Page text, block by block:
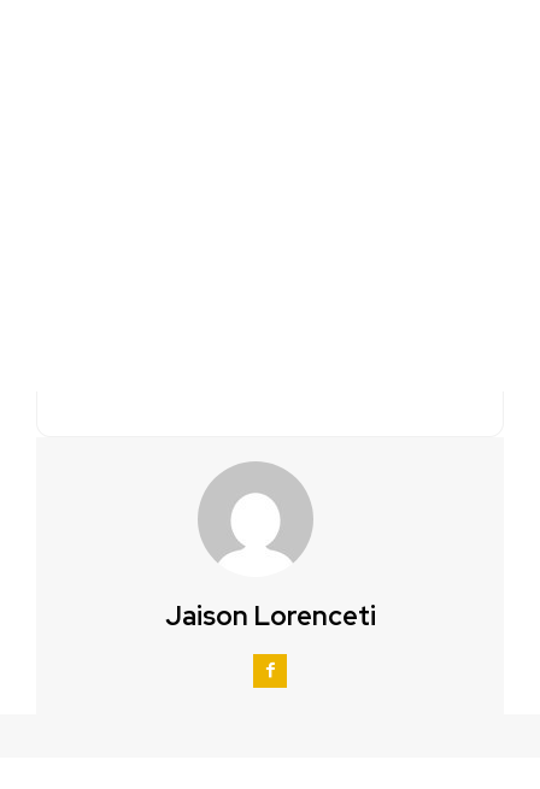
Jaison Lorenceti